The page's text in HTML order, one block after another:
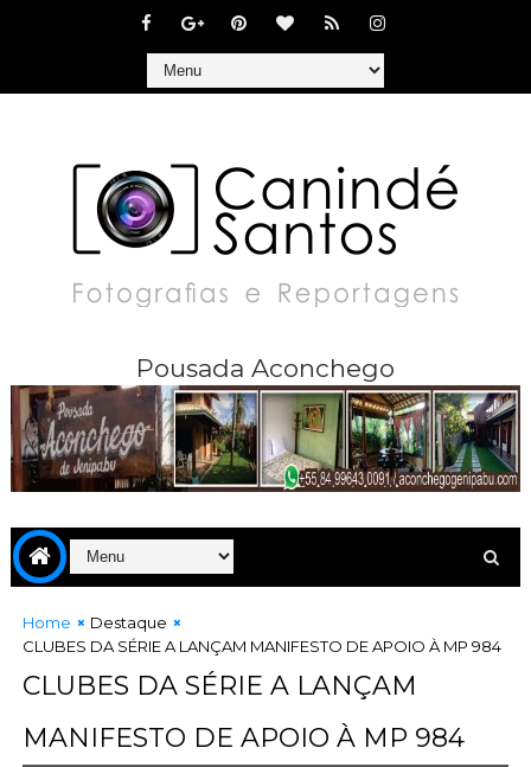
Pousada Aconchego
Home
Destaque
CLUBES DA SÉRIE A LANÇAM MANIFESTO DE APOIO À MP 984
CLUBES DA SÉRIE A LANÇAM
MANIFESTO DE APOIO À MP 984